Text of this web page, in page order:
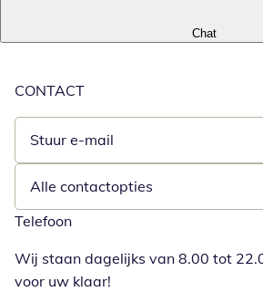
Chat
CONTACT
Stuur e-mail
Opent e-mailclient
Alle contactopties
Telefoon
Wij staan dagelijks van 8.00 tot
voor uw klaar!